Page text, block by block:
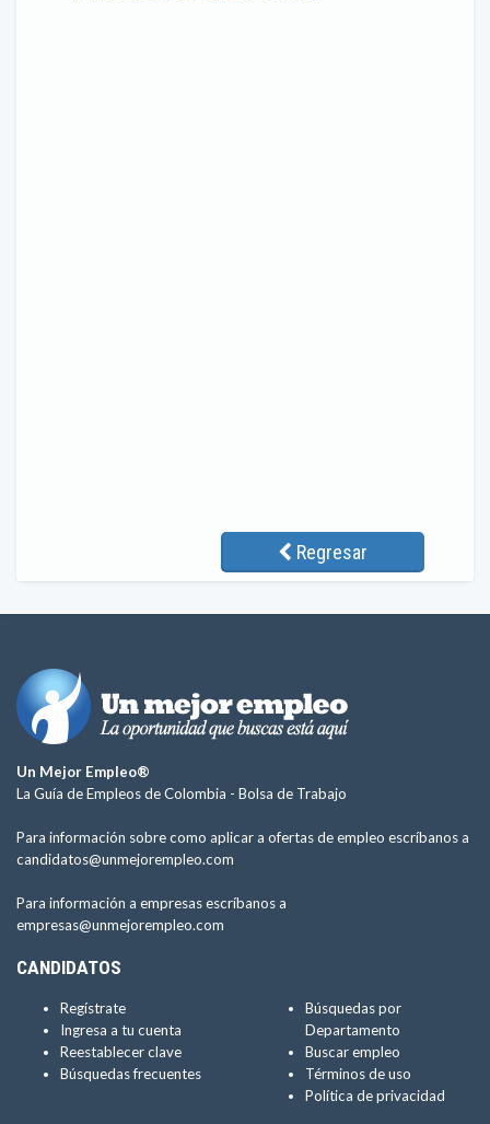
Regresar
Un Mejor Empleo®
La Guía de Empleos de Colombia - Bolsa de Trabajo
Para información sobre como aplicar a ofertas de empleo escríbanos a
candidatos@unmejorempleo.com
Para información a empresas escríbanos a
empresas@unmejorempleo.com
CANDIDATOS
Regístrate
Ingresa a tu cuenta
Reestablecer clave
Búsquedas frecuentes
Búsquedas por
Departamento
Buscar empleo
Términos de uso
Política de privacidad